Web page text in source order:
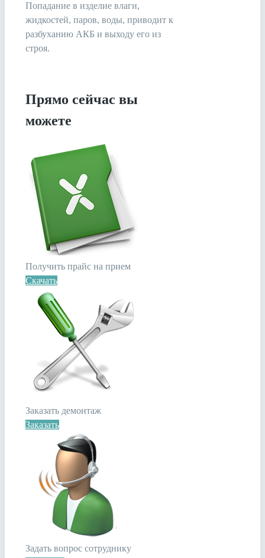
Попадание в изделие влаги,
жидкостей, паров, воды, приводит к
разбуханию АКБ и выходу его из
строя.
Прямо сейчас вы
можете
Получить прайс на прием
Скачать
Заказать демонтаж
Заказать
Задать вопрос сотруднику